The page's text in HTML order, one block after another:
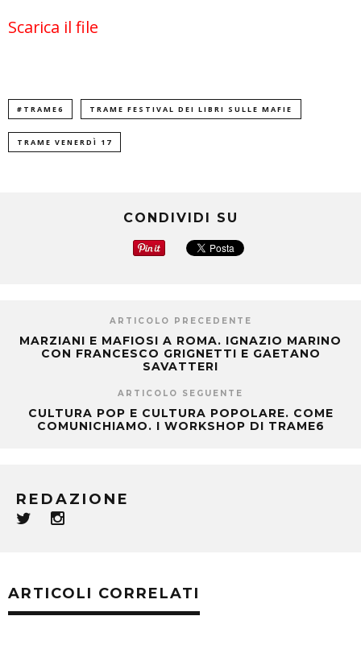
Scarica il file
#TRAME6 TRAME FESTIVAL DEI LIBRI SULLE MAFIE
TRAME VENERDÌ 17
CONDIVIDI SU
ARTICOLO PRECEDENTE
MARZIANI E MAFIOSI A ROMA. IGNAZIO MARINO
CON FRANCESCO GRIGNETTI E GAETANO
SAVATTERI
ARTICOLO SEGUENTE
CULTURA POP E CULTURA POPOLARE. COME
COMUNICHIAMO. I WORKSHOP DI TRAME6
REDAZIONE
ARTICOLI CORRELATI